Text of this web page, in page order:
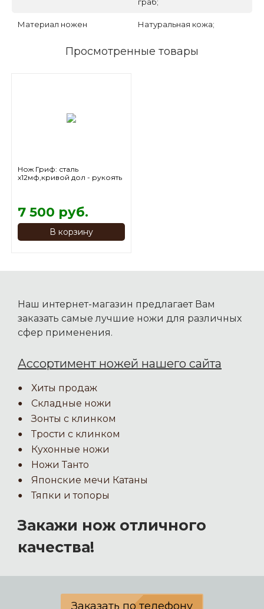
Материал ножен Натуральная кожа;
Просмотренные товары
Нож Гриф: сталь
х12мф,кривой дол - рукоять
7 500 руб.
В корзину
Наш интернет-магазин предлагает Вам
заказать самые лучшие ножи для различных
сфер применения.
Ассортимент ножей нашего сайта
Хиты продаж
Складные ножи
Зонты с клинком
Трости с клинком
Кухонные ножи
Ножи Танто
Японские мечи Катаны
Тяпки и топоры
Закажи нож отличного
качества!
Заказать по телефону